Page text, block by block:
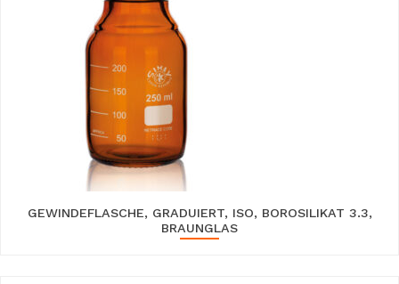
GEWINDEFLASCHE, GRADUIERT, ISO, BOROSILIKAT 3.3,
BRAUNGLAS